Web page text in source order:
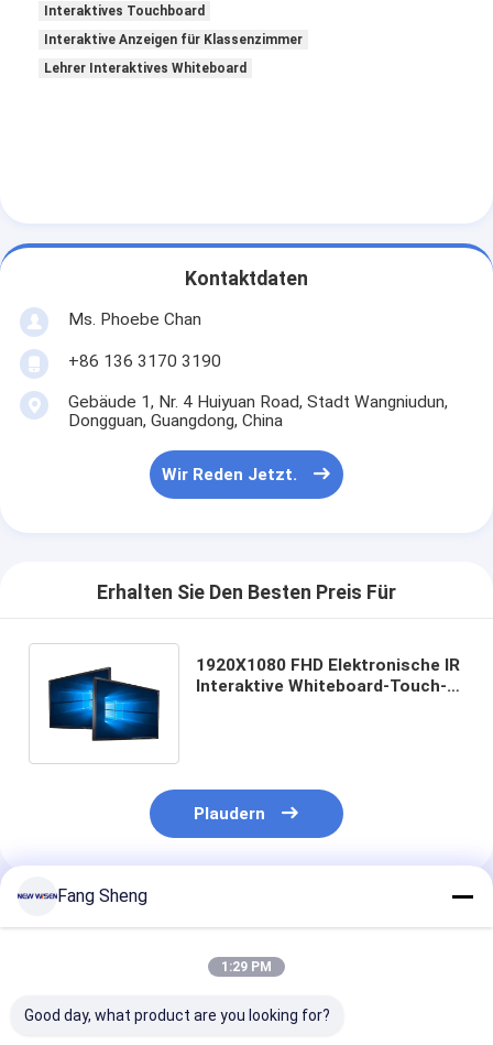
Interaktives Touchboard
Interaktive Anzeigen für Klassenzimmer
Lehrer Interaktives Whiteboard
Kontaktdaten
Ms. Phoebe Chan
+86 136 3170 3190
Gebäude 1, Nr. 4 Huiyuan Road, Stadt Wangniudun,
Dongguan, Guangdong, China
Wir Reden Jetzt.
Erhalten Sie Den Besten Preis Für
1920X1080 FHD Elektronische IR
Interaktive Whiteboard-Touch-
Plaudern
Empfohlene Produkte
Fang Sheng
1:29 PM
Good day, what product are you looking for?